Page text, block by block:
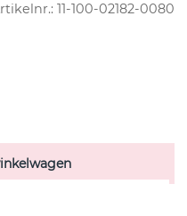
11-100-02182-0080